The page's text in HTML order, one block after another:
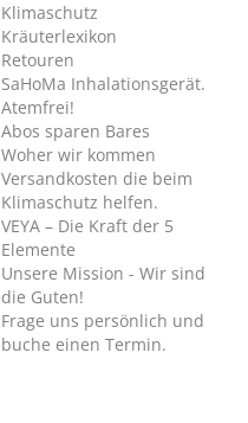
Klimaschutz
Kräuterlexikon
Retouren
SaHoMa Inhalationsgerät.
Atemfrei!
Abos sparen Bares
Woher wir kommen
Versandkosten die beim
Klimaschutz helfen.
VEYA – Die Kraft der 5
Elemente
Unsere Mission - Wir sind
die Guten!
Frage uns persönlich und
buche einen Termin.